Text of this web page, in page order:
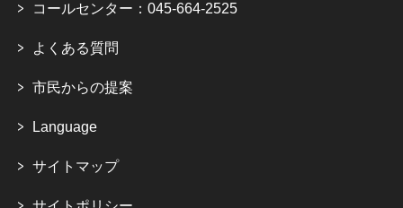
コールセンター：045-664-2525
よくある質問
市民からの提案
Language
サイトマップ